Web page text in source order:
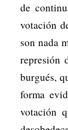
de
votación
son nada
represión
burgués,
forma
votación